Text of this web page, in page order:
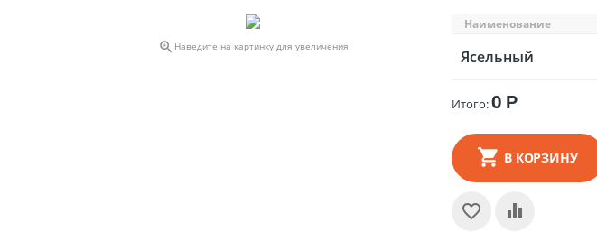
 Наведите на картинку для увеличения
Наименование
Ясельный
Итого:0 Р
В КОРЗИНУ